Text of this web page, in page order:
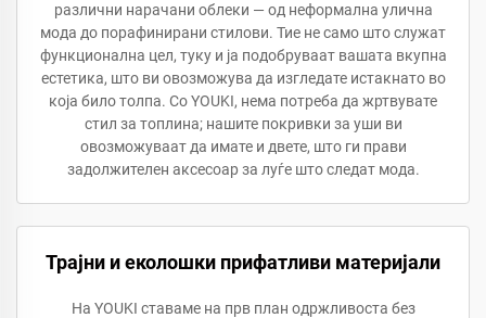
различни нарачани облеки — од неформална улична
мода до порафинирани стилови. Тие не само што служат
функционална цел, туку и ја подобруваат вашата вкупна
естетика, што ви овозможува да изгледате истакнато во
која било толпа. Со YOUKI, нема потреба да жртвувате
стил за топлина; нашите покривки за уши ви
овозможуваат да имате и двете, што ги прави
задолжителен аксесоар за луѓе што следат мода.
Трајни и еколошки прифатливи материјали
На YOUKI ставаме на прв план одржливоста без